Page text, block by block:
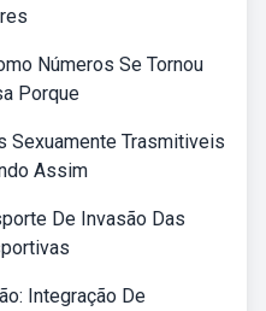
Números Se Tornou
Porque
Sexuamente Trasmitiveis
Assim
De Invasão Das
Integração De